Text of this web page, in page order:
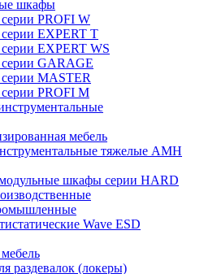
шкафы
PROFI W
EXPERT T
EXPERT WS
серии GARAGE
MASTER
PROFI M
мебель
тяжелые AMH
шкафы серии HARD
Wave ESD
раздевалок (локеры)